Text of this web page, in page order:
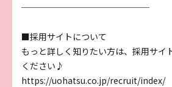
───────────────
■採用サイトについて
もっと詳しく知りたい方は、採用サイ
ください♪
https://uohatsu.co.jp/recruit/index/